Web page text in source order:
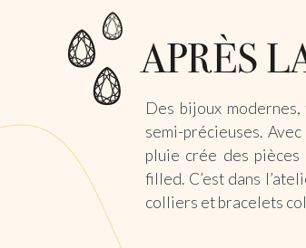
Des bijoux
semi-précieuses.
pluie crée des
filled. C’est dans
colliers et bracelets